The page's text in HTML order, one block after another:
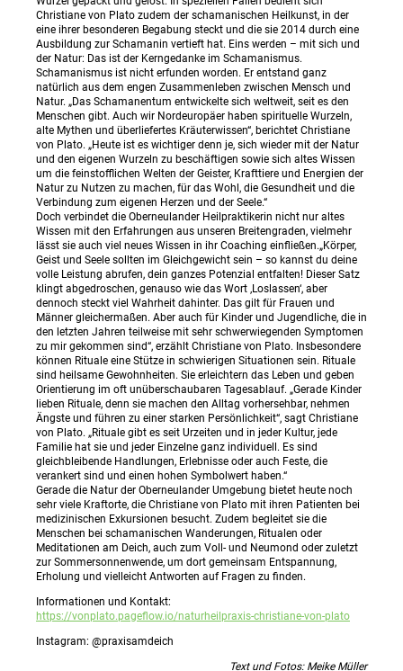
Christiane von Plato zudem der schamanischen Heilkunst, in der
eine ihrer besonderen Begabung steckt und die sie 2014 durch eine
Ausbildung zur Schamanin vertieft hat. Eins werden – mit sich und
der Natur: Das ist der Kerngedanke im Schamanismus.
Schamanismus ist nicht erfunden worden. Er entstand ganz
natürlich aus dem engen Zusammenleben zwischen Mensch und
Natur. „Das Schamanentum entwickelte sich weltweit, seit es den
Menschen gibt. Auch wir Nordeuropäer haben spirituelle Wurzeln,
alte Mythen und überliefertes Kräuterwissen“, berichtet Christiane
von Plato. „Heute ist es wichtiger denn je, sich wieder mit der Natur
und den eigenen Wurzeln zu beschäftigen sowie sich altes Wissen
um die feinstofflichen Welten der Geister, Krafttiere und Energien der
Natur zu Nutzen zu machen, für das Wohl, die Gesundheit und die
Verbindung zum eigenen Herzen und der Seele.“
Doch verbindet die Oberneulander Heilpraktikerin nicht nur altes
Wissen mit den Erfahrungen aus unseren Breitengraden, vielmehr
lässt sie auch viel neues Wissen in ihr Coaching einfließen.„Körper,
Geist und Seele sollten im Gleichgewicht sein – so kannst du deine
volle Leistung abrufen, dein ganzes Potenzial entfalten! Dieser Satz
klingt abgedroschen, genauso wie das Wort ‚Loslassen‘, aber
dennoch steckt viel Wahrheit dahinter. Das gilt für Frauen und
Männer gleichermaßen. Aber auch für Kinder und Jugendliche, die in
den letzten Jahren teilweise mit sehr schwerwiegenden Symptomen
zu mir gekommen sind“, erzählt Christiane von Plato. Insbesondere
können Rituale eine Stütze in schwierigen Situationen sein. Rituale
sind heilsame Gewohnheiten. Sie erleichtern das Leben und geben
Orientierung im oft unüberschaubaren Tagesablauf. „Gerade Kinder
lieben Rituale, denn sie machen den Alltag vorhersehbar, nehmen
Ängste und führen zu einer starken Persönlichkeit“, sagt Christiane
von Plato. „Rituale gibt es seit Urzeiten und in jeder Kultur, jede
Familie hat sie und jeder Einzelne ganz individuell. Es sind
gleichbleibende Handlungen, Erlebnisse oder auch Feste, die
verankert sind und einen hohen Symbolwert haben.“
Gerade die Natur der Oberneulander Umgebung bietet heute noch
sehr viele Kraftorte, die Christiane von Plato mit ihren Patienten bei
medizinischen Exkursionen besucht. Zudem begleitet sie die
Menschen bei schamanischen Wanderungen, Ritualen oder
Meditationen am Deich, auch zum Voll- und Neumond oder zuletzt
zur Sommersonnenwende, um dort gemeinsam Entspannung,
Erholung und vielleicht Antworten auf Fragen zu finden.
Informationen und Kontakt:
https://vonplato.pageflow.io/naturheilpraxis-christiane-von-plato
Instagram: @praxisamdeich
Text und Fotos: Meike Müller